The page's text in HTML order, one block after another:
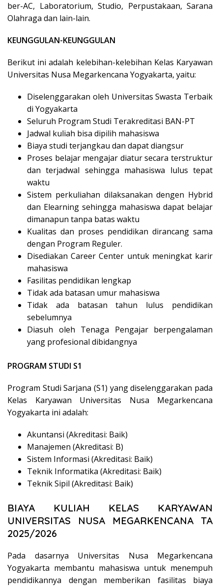
ber-AC, Laboratorium, Studio, Perpustakaan, Sarana
Olahraga dan lain-lain.
KEUNGGULAN-KEUNGGULAN
Berikut ini adalah kelebihan-kelebihan Kelas Karyawan
Universitas Nusa Megarkencana Yogyakarta, yaitu:
Diselenggarakan oleh Universitas Swasta Terbaik
di Yogyakarta
Seluruh Program Studi Terakreditasi BAN-PT
Jadwal kuliah bisa dipilih mahasiswa
Biaya studi terjangkau dan dapat diangsur
Proses belajar mengajar diatur secara terstruktur
dan terjadwal sehingga mahasiswa lulus tepat
waktu
Sistem perkuliahan dilaksanakan dengen Hybrid
dan Elearning sehingga mahasiswa dapat belajar
dimanapun tanpa batas waktu
Kualitas dan proses pendidikan dirancang sama
dengan Program Reguler.
Disediakan Career Center untuk meningkat karir
mahasiswa
Fasilitas pendidikan lengkap
Tidak ada batasan umur mahasiswa
Tidak ada batasan tahun lulus pendidikan
sebelumnya
Diasuh oleh Tenaga Pengajar berpengalaman
yang profesional dibidangnya
PROGRAM STUDI S1
Program Studi Sarjana (S1) yang diselenggarakan pada
Kelas Karyawan Universitas Nusa Megarkencana
Yogyakarta ini adalah:
Akuntansi (Akreditasi: Baik)
Manajemen (Akreditasi: B)
Sistem Informasi (Akreditasi: Baik)
Teknik Informatika (Akreditasi: Baik)
Teknik Sipil (Akreditasi: Baik)
BIAYA KULIAH KELAS KARYAWAN
UNIVERSITAS NUSA MEGARKENCANA TA
2025/2026
Pada dasarnya Universitas Nusa Megarkencana
Yogyakarta membantu mahasiswa untuk menempuh
pendidikannya dengan memberikan fasilitas biaya